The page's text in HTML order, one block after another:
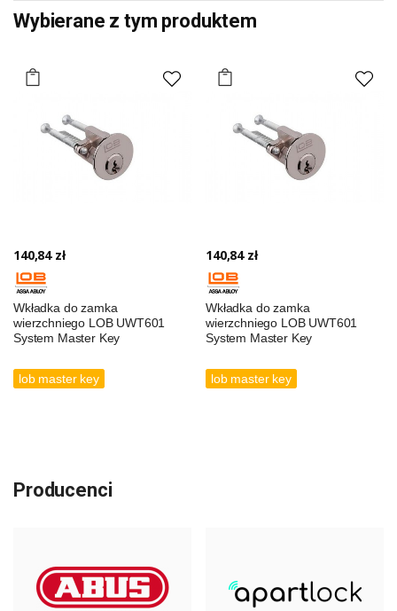
Wybierane z tym produktem
140,84 zł
Wkładka do zamka
wierzchniego LOB UWT601
System Master Key
lob master key
140,84 zł
Wkładka do zamka
wierzchniego LOB UWT601
System Master Key
lob master key
Producenci